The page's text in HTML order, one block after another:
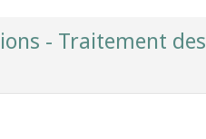
- Traitement des